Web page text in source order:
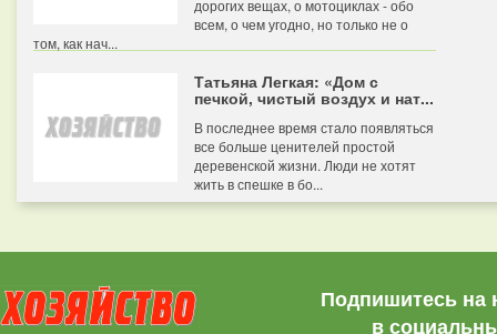
дорогих вещах, о мотоциклах - обо
всем, о чем угодно, но только не о
том, как нач...
Татьяна Легкая: «Дом с
печкой, чистый воздух и нат...
В последнее время стало появляться
все больше ценителей простой
деревенской жизни. Люди не хотят
жить в спешке в бо...
Подпишитесь на
в